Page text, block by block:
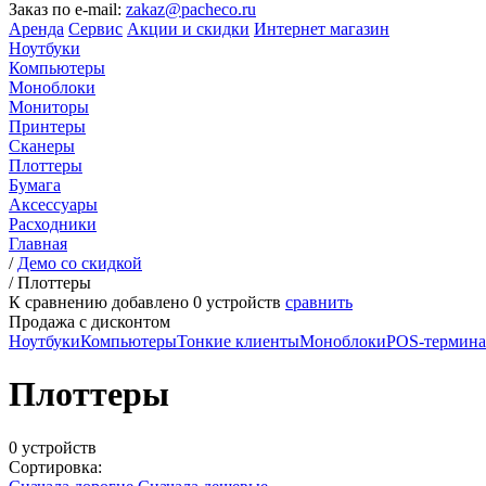
Заказ по e-mail: zakaz@pacheco.ru
Аренда Сервис Акции и скидки Интернет магазин
Ноутбуки
Компьютеры
Моноблоки
Мониторы
Принтеры
Сканеры
Плоттеры
Бумага
Аксессуары
Расходники
Главная
/ Демо со скидкой
/Плоттеры
К сравнению добавлено 0 устройств сравнить
Продажа с дисконтом
НоутбукиКомпьютерыТонкие клиентыМоноблокиPOS-
Плоттеры
0 устройств
Сортировка: